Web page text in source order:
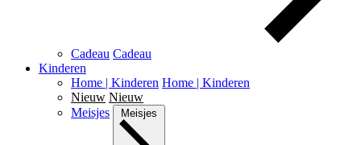
Cadeau Cadeau
Kinderen
Home | Kinderen Home | Kinderen
Nieuw Nieuw
Meisjes
Meisjes